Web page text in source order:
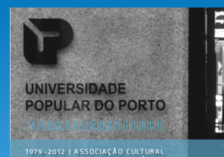
Universidade
Popular do
Porto
Associação
Cultural